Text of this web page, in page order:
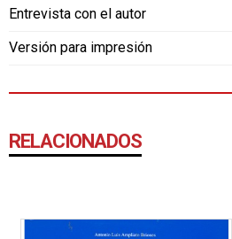
Entrevista con el autor
Versión para impresión
RELACIONADOS